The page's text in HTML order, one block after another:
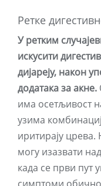
Ретке
У ретким
искусити
дијареју, након
додатака за акне.
има осетљивост
узима
иритирају
могу изазвати
када се први пут